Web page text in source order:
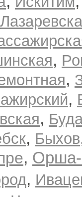
,
,
,
,
, Быхов
, Орша-
,